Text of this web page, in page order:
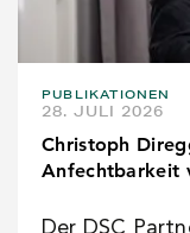
PUBLIKATIONEN
28. JULI 2026
Christoph
Anfechtbarkeit
Der DSC